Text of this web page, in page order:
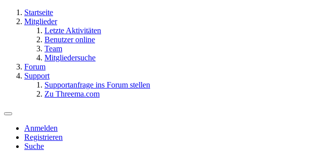
Startseite
Mitglieder
Letzte Aktivitäten
Benutzer online
Team
Mitgliedersuche
Forum
Support
Supportanfrage ins Forum stellen
Zu Threema.com
Anmelden
Registrieren
Suche